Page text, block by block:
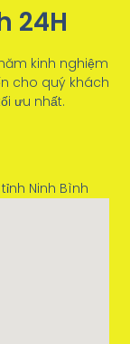
24H
kinh nghiệm
cho quý khách
ưu nhất.
tỉnh Ninh Bình